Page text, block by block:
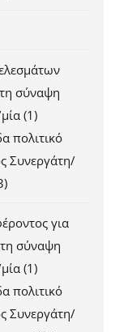
σύναψη
(1)
πολιτικό
Συνεργάτη/
για
σύναψη
(1)
πολιτικό
Συνεργάτη/